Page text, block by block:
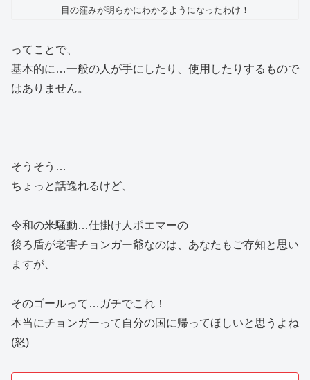
目の窪みが明らかにわかるようになったわけ！
ってことで、
基本的に…一般の人が手にしたり、使用したりするもので
はありません。
そうそう…
ちょっと話逸れるけど、
令和の米騒動…仕掛け人ポエマーの
後ろ盾が老害チョンガー爺なのは、あなたもご存知と思い
ますが、
そのゴールって…ガチでこれ！
本当にチョンガーって自分の国に帰ってほしいと思うよね
(怒)